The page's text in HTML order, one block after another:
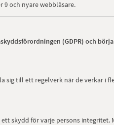
9 och nyare webbläsare.
(GDPR) och
sig till ett regelverk när de verkar i
skydd för varje persons